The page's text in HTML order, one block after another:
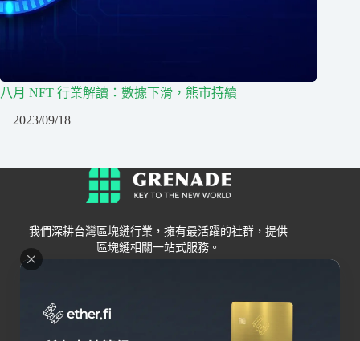
八月 NFT 行業解讀：數據下滑，熊市持續
2023/09/18
我們深耕台灣區塊鏈行業，擁有最活躍的社群，提供
區塊鏈相關一站式服務。
Grenade
關於我們
交易所